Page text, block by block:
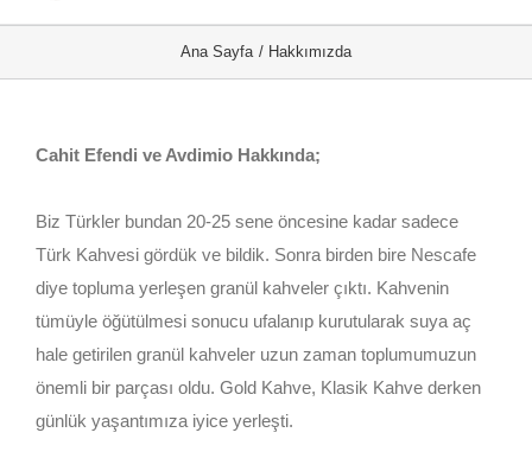
Ana Sayfa Hakkımızda
Cahit Efendi ve Avdimio Hakkında;
Biz Türkler bundan 20-25 sene öncesine kadar sadece
Türk Kahvesi gördük ve bildik. Sonra birden bire Nescafe
diye topluma yerleşen granül kahveler çıktı. Kahvenin
tümüyle öğütülmesi sonucu ufalanıp kurutularak suya aç
hale getirilen granül kahveler uzun zaman toplumumuzun
önemli bir parçası oldu. Gold Kahve, Klasik Kahve derken
günlük yaşantımıza iyice yerleşti.